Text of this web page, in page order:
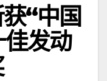
“中国
发动